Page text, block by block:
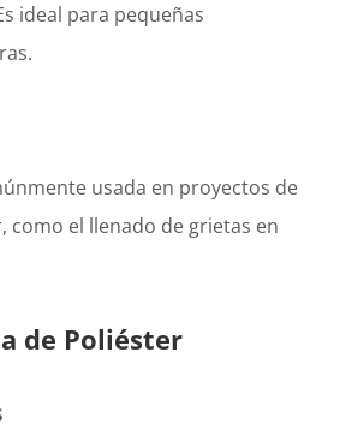
ideal para pequeñas
usada en proyectos de
como el llenado de grietas en
de Poliéster